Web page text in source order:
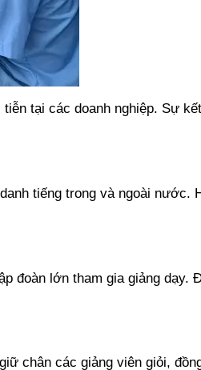
tại các doanh nghiệp. Sự
tiếng trong và ngoài nước.
đoàn lớn tham gia giảng dạy.
chân các giảng viên giỏi,